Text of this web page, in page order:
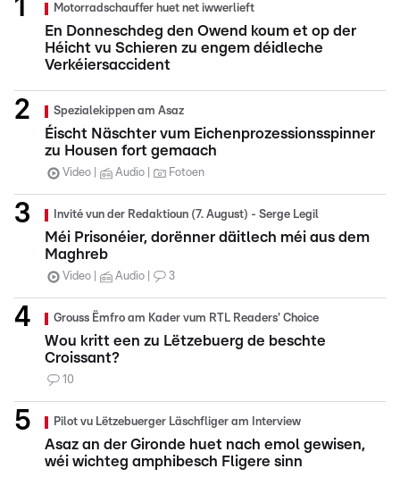
Motorradschauffer huet net iwwerlieft
En Donneschdeg den Owend koum et op der
Héicht vu Schieren zu engem déidleche
Verkéiersaccident
Spezialekippen am Asaz
Éischt Näschter vum Eichenprozessionsspinner
zu Housen fort gemaach
Video Audio Fotoen
Invité vun der Redaktioun (7. August) - Serge Legil
Méi Prisonéier, dorënner däitlech méi aus dem
Maghreb
Video Audio 3
Grouss Ëmfro am Kader vum RTL Readers' Choice
Wou kritt een zu Lëtzebuerg de beschte
Croissant?
10
Pilot vu Lëtzebuerger Läschfliger am Interview
Asaz an der Gironde huet nach emol gewisen,
wéi wichteg amphibesch Fligere sinn